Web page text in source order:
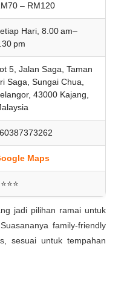
– RM120
Hari, 8.00 am–
pm
5, Jalan Saga, Taman
Saga, Sungai Chua,
43000 Kajang,
Maps
jadi pilihan ramai untuk
family-friendly
sesuai untuk tempahan